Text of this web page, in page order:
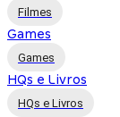
Filmes
Games
Games
HQs e Livros
HQs e Livros